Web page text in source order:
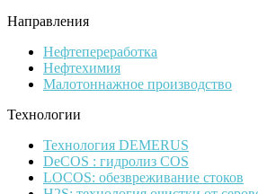
Направления
Нефтепереработка
Нефтехимия
Малотоннажное производство
Технологии
Технология DEMERUS
DeCOS : гидролиз COS
LOCOS: обезвреживание стоков